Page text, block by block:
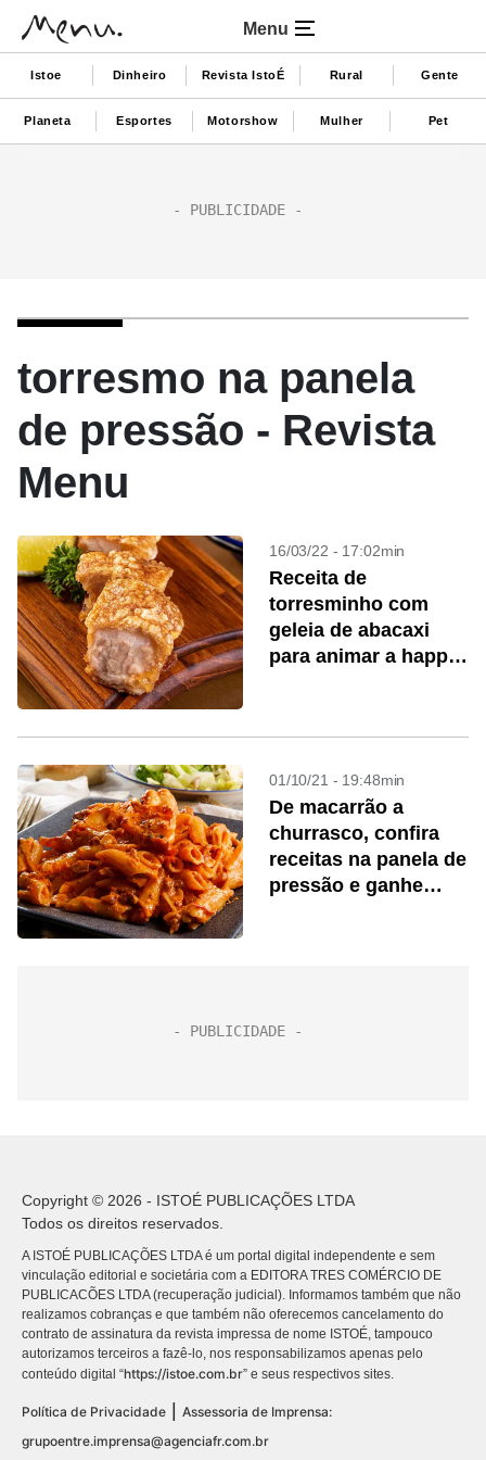
Menu
Istoe Dinheiro Revista IstoÉ Rural Gente
Planeta Esportes Motorshow Mulher Pet
torresmo na panela
de pressão - Revista
Menu
16/03/22 - 17:02min
Receita de
torresminho com
geleia de abacaxi
para animar a happy
01/10/21 - 19:48min
De macarrão a
churrasco, confira
receitas na panela de
pressão e ganhe
Copyright © 2026 - ISTOÉ PUBLICAÇÕES LTDA
Todos os direitos reservados.
A ISTOÉ PUBLICAÇÕES LTDA é um portal digital independente e sem
vinculação editorial e societária com a EDITORA TRES COMÉRCIO DE
PUBLICACÕES LTDA (recuperação judicial). Informamos também que não
realizamos cobranças e que também não oferecemos cancelamento do
contrato de assinatura da revista impressa de nome ISTOÉ, tampouco
autorizamos terceiros a fazê-lo, nos responsabilizamos apenas pelo
conteúdo digital “https://istoe.com.br” e seus respectivos sites.
Política de Privacidade
Assessoria de Imprensa:
grupoentre.imprensa@agenciafr.com.br